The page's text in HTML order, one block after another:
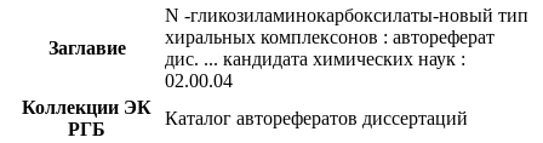
Заглавие
N -гликозиламинокарбоксилаты-новый тип
хиральных комплексонов : автореферат
дис. ... кандидата химических наук :
02.00.04
Коллекции ЭК
РГБ
Каталог авторефератов диссертаций